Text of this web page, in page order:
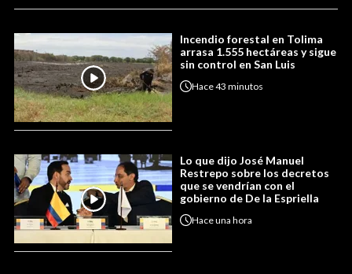
Incendio forestal en Tolima
arrasa 1.555 hectáreas y sigue
sin control en San Luis
Hace43 minutos
Lo que dijo José Manuel
Restrepo sobre los decretos
que se vendrían con el
gobierno de De la Espriella
Haceuna hora